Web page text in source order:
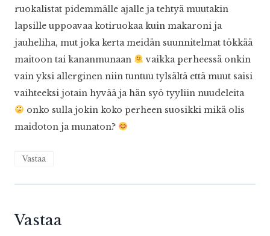
ruokalistat pidemmälle ajalle ja tehtyä muutakin
lapsille uppoavaa kotiruokaa kuin makaroni ja
jauheliha, mut joka kerta meidän suunnitelmat tökkää
maitoon tai kananmunaan
vaikka perheessä onkin
vain yksi allerginen niin tuntuu tylsältä että muut saisi
vaihteeksi jotain hyvää ja hän syö tyyliin nuudeleita
onko sulla jokin koko perheen suosikki mikä olis
maidoton ja munaton?
Vastaa
Vastaa